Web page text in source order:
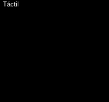
Táctil